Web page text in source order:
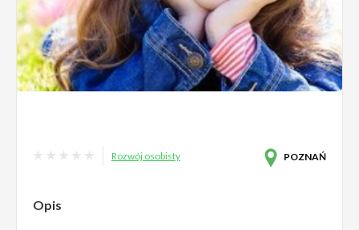
Rozwój osobisty POZNAŃ
Opis